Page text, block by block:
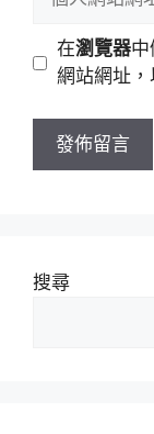
址
站
址
在瀏覽器中
網站網址，
搜尋